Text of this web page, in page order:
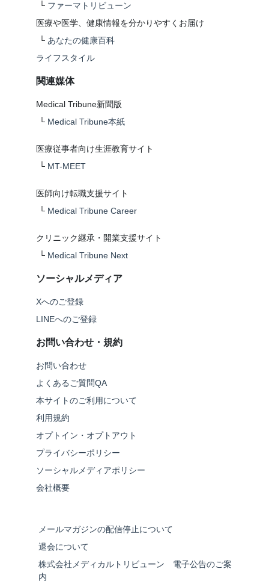
└ ファーマトリビューン
医療や医学、健康情報を分かりやすくお届け
└ あなたの健康百科
ライフスタイル
関連媒体
Medical Tribune新聞版
└ Medical Tribune本紙
医療従事者向け生涯教育サイト
└ MT-MEET
医師向け転職支援サイト
└ Medical Tribune Career
クリニック継承・開業支援サイト
└ Medical Tribune Next
ソーシャルメディア
Xへのご登録
LINEへのご登録
お問い合わせ・規約
お問い合わせ
よくあるご質問QA
本サイトのご利用について
利用規約
オプトイン・オプトアウト
プライバシーポリシー
ソーシャルメディアポリシー
会社概要
メールマガジンの配信停止について
退会について
株式会社メディカルトリビューン 電子公告のご案
内